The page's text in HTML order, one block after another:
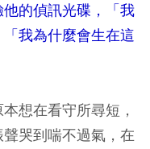
的偵訊光碟，「我
我為什麼會生在這
想在看守所尋短，
哭到喘不過氣，在